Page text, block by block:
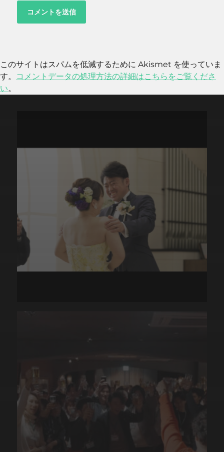
このサイトはスパムを低減するために Akismet を使っていま
す。
コメントデータの処理方法の詳細はこちらをご覧くださ
い。